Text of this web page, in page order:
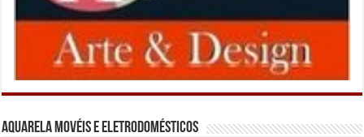
Aquarela Movéis e Eletrodomésticos